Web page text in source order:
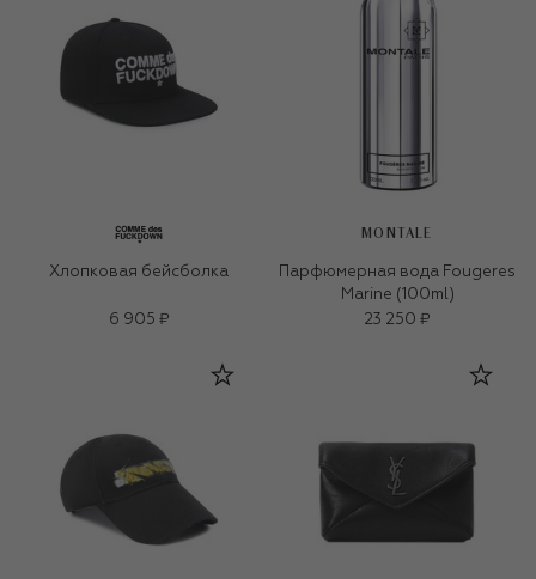
Хлопковая бейсболка
6 905 ₽
MONTALE
Парфюмерная вода Fougeres
Marine (100ml)
23 250 ₽